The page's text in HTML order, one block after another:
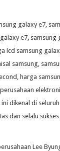
galaxy e7,
e7, samsung
lcd samsung
samsung,
harga
dikenal di
dan selalu
Lee